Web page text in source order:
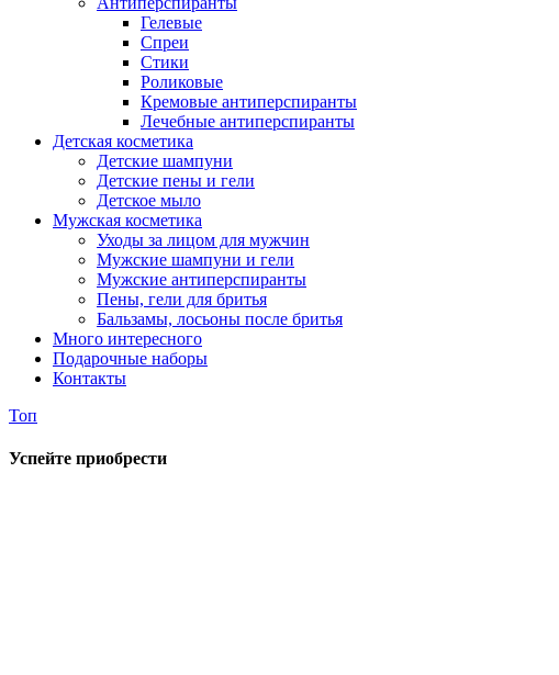
Гелевые
Спреи
Стики
Роликовые
Кремовые антиперспиранты
Лечебные антиперспиранты
Детская косметика
Детские шампуни
Детские пены и гели
Детское мыло
Мужская косметика
Уходы за лицом для мужчин
Мужские шампуни и гели
Мужские антиперспиранты
Пены, гели для бритья
Бальзамы, лосьоны после бритья
Много интересного
Подарочные наборы
Контакты
Топ
Успейте приобрести